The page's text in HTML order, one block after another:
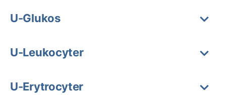
U-Glukos
U-Leukocyter
U-Erytrocyter